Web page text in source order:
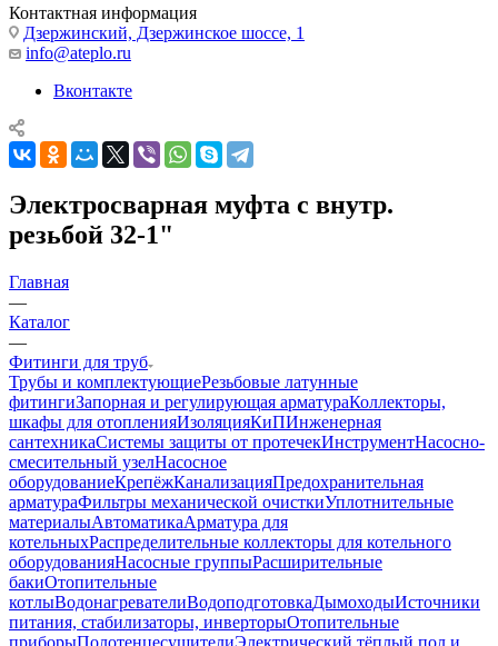
Контактная информация
Дзержинский, Дзержинское шоссе, 1
info@ateplo.ru
Вконтакте
Электросварная муфта с внутр.
резьбой 32-1"
Главная
—
Каталог
—
Фитинги для труб
Трубы и комплектующиеРезьбовые латунные
фитингиЗапорная и регулирующая арматураКоллекторы,
шкафы для отопленияИзоляцияКиПИнженерная
сантехникаСистемы защиты от протечекИнструментНасосно-
смесительный узелНасосное
оборудованиеКрепёжКанализацияПредохранительная
арматураФильтры механической очисткиУплотнительные
материалыАвтоматикаАрматура для
котельныхРаспределительные коллекторы для котельного
оборудованияНасосные группыРасширительные
бакиОтопительные
котлыВодонагревателиВодоподготовкаДымоходыИсточники
питания, стабилизаторы, инверторыОтопительные
приборыПолотенцесушителиЭлектрический тёплый пол и